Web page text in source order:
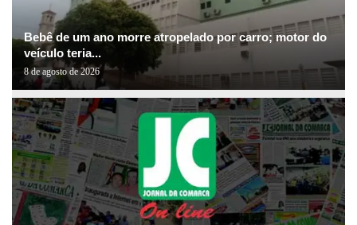
Bebê de um ano morre atropelado por carro; motor do
veículo teria...
8 de agosto de 2026